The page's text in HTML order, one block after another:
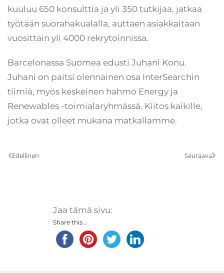
kuuluu 650 konsulttia ja yli 350 tutkijaa, jatkaa
työtään suorahakualalla, auttaen asiakkaitaan
vuosittain yli 4000 rekrytoinnissa.
Barcelonassa Suomea edusti Juhani Konu.
Juhani on paitsi olennainen osa InterSearchin
tiimiä, myös keskeinen hahmo Energy ja
Renewables -toimialaryhmässä. Kiitos kaikille,
jotka ovat olleet mukana matkallamme.
Edellinen Seuraava
Jaa tämä sivu:
Share this...